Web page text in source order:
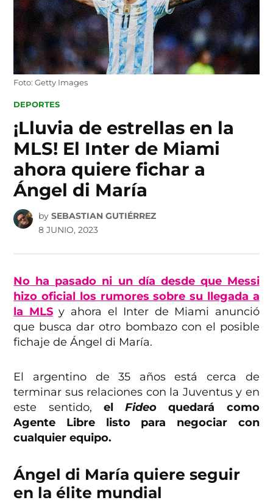
Foto: Getty Images
POSTED
DEPORTES
¡Lluvia de estrellas en la
MLS! El Inter de Miami
ahora quiere fichar a
Ángel di María
by SEBASTIAN GUTIÉRREZ
8 JUNIO, 2023
No ha pasado ni un día desde que Messi
hizo oficial los rumores sobre su llegada a
la MLSy ahora el Inter de Miami anunció
que busca dar otro bombazo con el posible
fichaje de Ángel di María.
El argentino de 35 años está cerca de
terminar sus relaciones con la Juventus y en
este sentido, elFideo quedará como
Agente Libre listo para negociar con
cualquier equipo.
Ángel di María quiere seguir
en la élite mundial